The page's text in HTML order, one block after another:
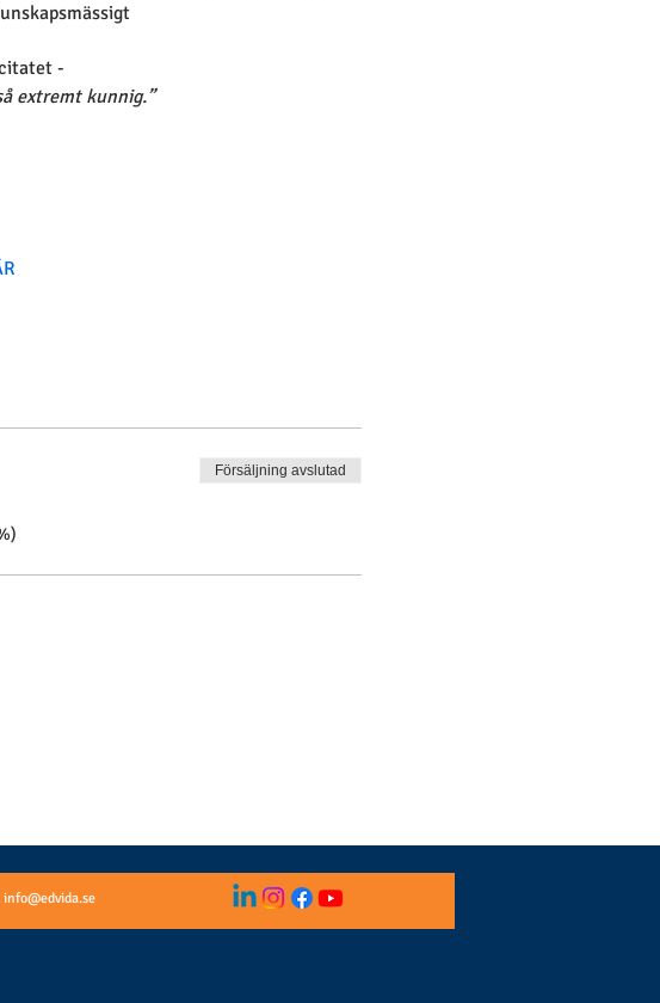
-
extremt kunnig.”
Försäljning avslutad
info@edvida.se